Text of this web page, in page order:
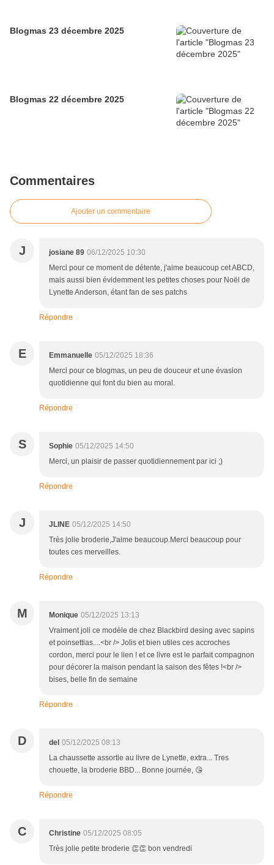
Blogmas 23 décembre 2025
Blogmas 22 décembre 2025
Commentaires
Ajouter un commentaire
J josiane 89 06/12/2025 10:30
Merci pour ce moment de détente, j'aime beaucoup cet ABCD,
mais aussi bien évidemment les petites choses pour Noël de
Lynette Anderson, étant fan de ses patchs
Répondre
E Emmanuelle 05/12/2025 18:36
Merci pour ce blogmas, un peu de douceur et une évasion
quotidienne qui font du bien au moral.
Répondre
S Sophie 05/12/2025 14:50
Merci, un plaisir de passer quotidiennement par ici ;)
Répondre
J JLINE 05/12/2025 14:50
Très jolie broderie,J'aime beaucoup.Merci beaucoup pour
toutes ces merveilles.
Répondre
M Monique 05/12/2025 13:13
Vraiment joli ce modèle de chez Blackbird desing avec sapins
et poinsettias....<br /> Jolis et bien utiles ces accroches
cordon, merci pour le lien ! et ce livre est le parfait compagnon
pour décorer la maison pendant la saison des fêtes !<br />
bises, belle fin de semaine
Répondre
D del 05/12/2025 08:13
La chaussette assortie au livre de Lynette, extra... Tres
chouette, la broderie BBD... Bonne journée, 😘
Répondre
C Christine 05/12/2025 08:05
Très jolie petite broderie 👏👏 bon vendredi